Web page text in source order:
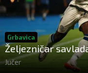
Grbavica
Željezničar
sezone Wwin lige
Jučer